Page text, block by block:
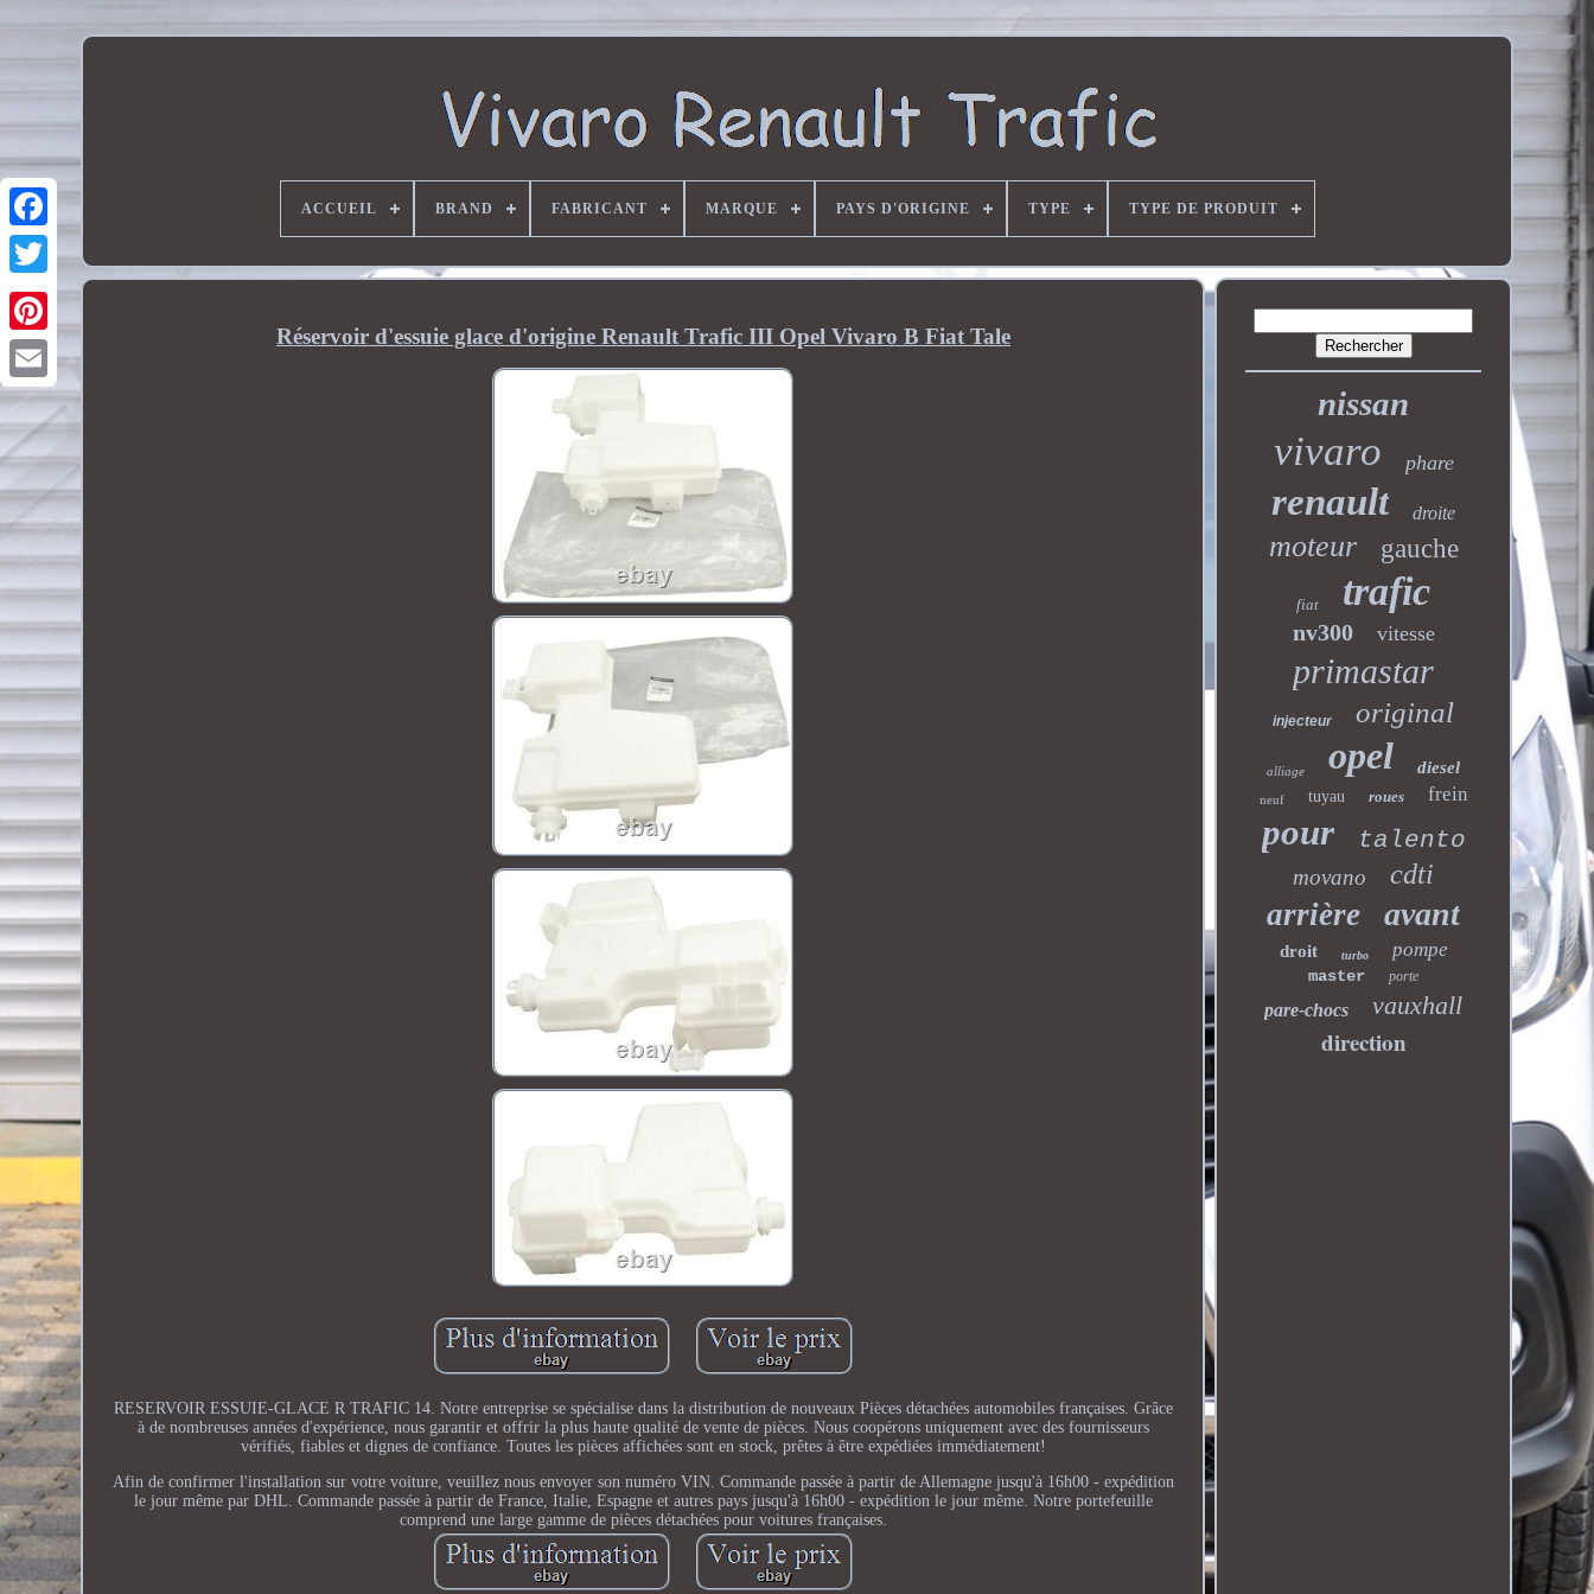
ACCUEIL BRAND FABRICANT MARQUE PAYS D'ORIGINE TYPE TYPE DE PRODUIT
Réservoir d'essuie glace d'origine Renault Trafic III Opel Vivaro B Fiat Tale
RESERVOIR ESSUIE-GLACE R TRAFIC 14. Notre entreprise se spécialise dans la distribution de nouveaux Pièces détachées automobiles françaises. Grâce
à de nombreuses années d'expérience, nous garantir et offrir la plus haute qualité de vente de pièces. Nous coopérons uniquement avec des fournisseurs
vérifiés, fiables et dignes de confiance. Toutes les pièces affichées sont en stock, prêtes à être expédiées immédiatement!
Afin de confirmer l'installation sur votre voiture, veuillez nous envoyer son numéro VIN. Commande passée à partir de Allemagne jusqu'à 16h00 - expédition
le jour même par DHL. Commande passée à partir de France, Italie, Espagne et autres pays jusqu'à 16h00 - expédition le jour même. Notre portefeuille
comprend une large gamme de pièces détachées pour voitures françaises.
nissan
vivaro phare
renault droite
moteur gauche
fiat trafic
nv300 vitesse
primastar
injecteur original
alliage opel diesel
neuf tuyau roues frein
pour talento
movano cdti
arrière avant
droit turbo pompe
master porte
pare-chocs vauxhall
direction